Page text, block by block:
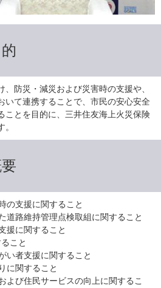
防災・減災および災害時の支援や、
いて連携することで、市民の安心安全
ことを目的に、三井住友海上火災保険
の支援に関すること
道路維持管理点検取組に関すること
援に関すること
こと
い者支援に関すること
に関すること
よび住民サービスの向上に関するこ